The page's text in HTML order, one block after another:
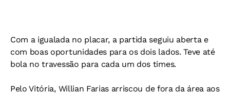
Com a igualada no placar, a partida seguiu aberta e
com boas oportunidades para os dois lados. Teve até
bola no travessão para cada um dos times.
Pelo Vitória, Willian Farias arriscou de fora da área aos